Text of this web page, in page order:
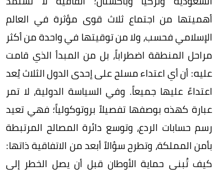
أهميتها من اجتماع ثلاث قوى مؤثرة في العالم
الإسلامي فحسب، ولا من توقيتها في واحدة من أكثر
مراحل المنطقة اضطراباً، بل من المبدأ الذي قامت
عليه: أن أي اعتداء مسلح على إحدى الدول الثلاث يُعد
اعتداءً عليها جميعاً. وفي السياسة الدولية، لا تمر
عبارة كهذه بوصفها تفصيلاً بروتوكولياً؛ فهي تعيد
رسم حسابات الردع، وتوسع دائرة المصالح المرتبطة
بأمن المملكة، وتطرح سؤالاً أبعد من الاتفاقية ذاتها:
كيف تُبنى حماية الأوطان قبل أن يصل الخطر إلى